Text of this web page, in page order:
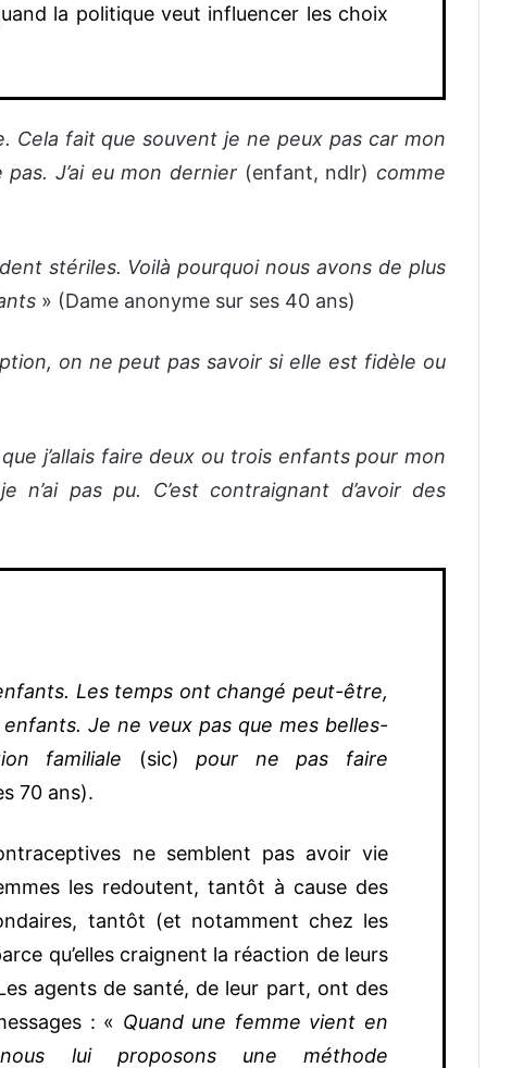
la politique veut influencer les choix
Cela fait que souvent je ne peux pas car mon
J’ai eu mon dernier (enfant, ndlr) comme
stériles. Voilà pourquoi nous avons de plus
» (Dame anonyme sur ses 40 ans)
on ne peut pas savoir si elle est fidèle ou
j’allais faire deux ou trois enfants pour mon
n’ai pas pu. C’est contraignant d’avoir des
Les temps ont changé peut-être,
Je ne veux pas que mes belles-
familiale
(sic) pour ne pas faire
70 ans).
ne semblent pas avoir vie
les redoutent, tantôt à cause des
tantôt (et notamment chez les
qu’elles craignent la réaction de leurs
agents de santé, de leur part, ont des
: « Quand une femme vient en
lui proposons une méthode